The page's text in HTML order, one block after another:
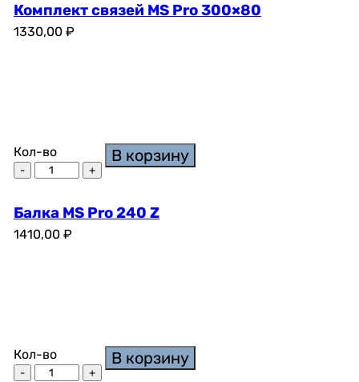
Комплект связей MS Pro 300×80
1330,00 ₽
Кол-во В корзину
Балка MS Pro 240 Z
1410,00 ₽
Кол-во В корзину